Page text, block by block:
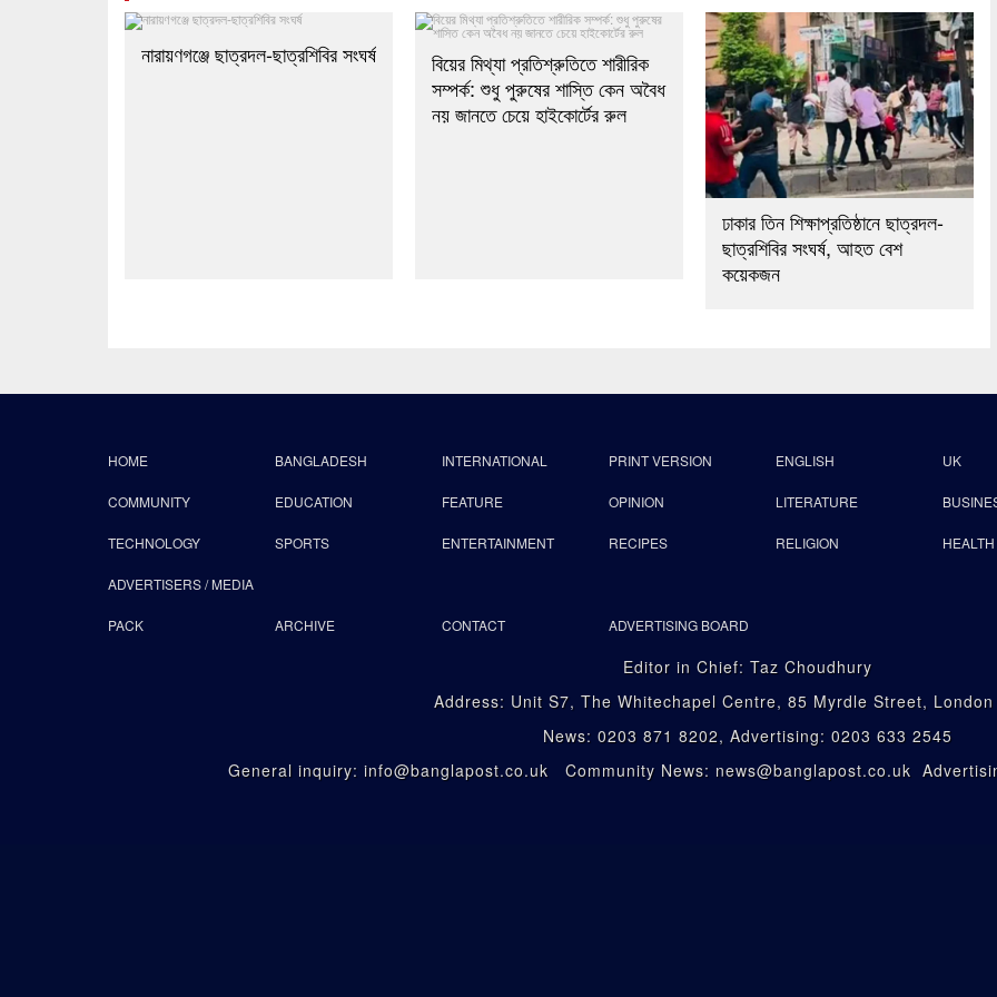
নারায়ণগঞ্জে ছাত্রদল-ছাত্রশিবির সংঘর্ষ
বিয়ের মিথ্যা প্রতিশ্রুতিতে শারীরিক
সম্পর্ক: শুধু পুরুষের শাস্তি কেন অবৈধ
নয় জানতে চেয়ে হাইকোর্টের রুল
ঢাকার তিন শিক্ষাপ্রতিষ্ঠানে ছাত্রদল-
ছাত্রশিবির সংঘর্ষ, আহত বেশ
কয়েকজন
HOME BANGLADESH INTERNATIONAL PRINT VERSION ENGLISH UK
COMMUNITY EDUCATION FEATURE OPINION LITERATURE
TECHNOLOGY SPORTS ENTERTAINMENT RECIPES RELIGION HEALTH
ADVERTISERS / MEDIA
PACK ARCHIVE CONTACT ADVERTISING BOARD
Editor in Chief: Taz Choudhury
Address: Unit S7, The Whitechapel Centre, 85 Myrdle Street, London
News: 0203 871 8202, Advertising: 0203 633 2545
General inquiry: info@banglapost.co.uk Community News: news@banglapost.co.uk